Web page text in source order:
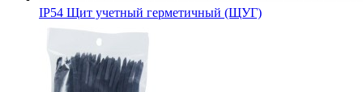
IP54 Щит учетный герметичный (ЩУГ)